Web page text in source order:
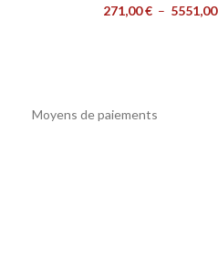
271,00€ –
Moyens de paiements